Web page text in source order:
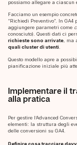
possiamo allegare a ciascun
Facciamo un esempio
“Richiedi Preventivo”. In
aggiungere parametri come
conosciuto). Questi dati ci
richieste sono arrivate, ma
quali cluster di utenti
Questo modello apre a
pianificazione iniziale più
Implementare il
alla pratica
Per gestire l’Advanced
elementi: la struttura degli
delle conversioni su GA4.
Definire cosa tracciare